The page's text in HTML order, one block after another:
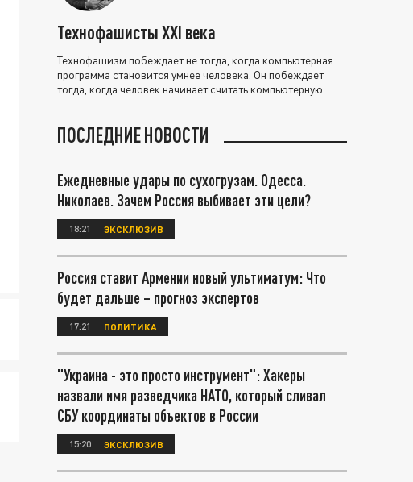
Технофашисты XXI века
Технофашизм побеждает не тогда, когда компьютерная
программа становится умнее человека. Он побеждает
тогда, когда человек начинает считать компьютерную
ПОСЛЕДНИЕ НОВОСТИ
Ежедневные удары по сухогрузам. Одесса.
Николаев. Зачем Россия выбивает эти цели?
18:21 ЭКСКЛЮЗИВ
Россия ставит Армении новый ультиматум: Что
будет дальше – прогноз экспертов
17:21 ПОЛИТИКА
"Украина - это просто инструмент": Хакеры
назвали имя разведчика НАТО, который сливал
СБУ координаты объектов в России
15:20 ЭКСКЛЮЗИВ